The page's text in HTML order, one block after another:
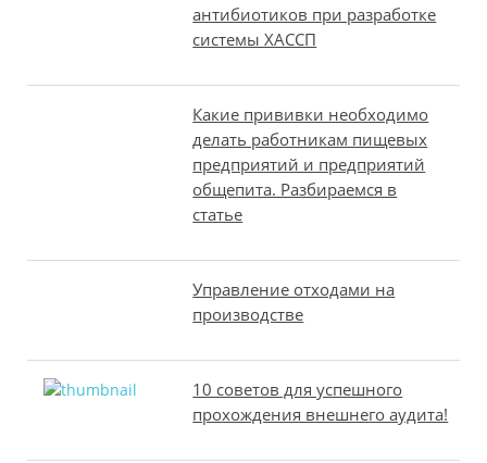
антибиотиков при разработке
системы ХАССП
Какие прививки необходимо
делать работникам пищевых
предприятий и предприятий
общепита. Разбираемся в
статье
Управление отходами на
производстве
10 советов для успешного
прохождения внешнего аудита!